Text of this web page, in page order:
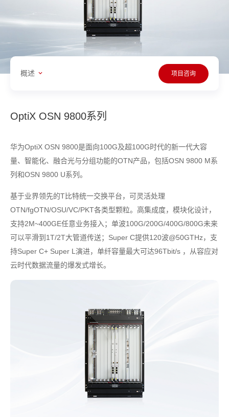
概述 项目咨询
OptiX OSN 9800系列
华为OptiX OSN 9800是面向100G及超100G时代的新一代大容
量、智能化、融合光与分组功能的OTN产品，包括OSN 9800 M系
列和OSN 9800 U系列。
基于业界领先的T比特统一交换平台，可灵活处理
OTN/fgOTN/OSU/VC/PKT各类型颗粒。高集成度，模块化设计，
支持2M~400GE任意业务接入；单波100G/200G/400G/800G未来
可以平滑到1T/2T大管道传送；Super C提供120波@50GTHz，支
持Super C+ Super L演进，单纤容量最大可达96Tbit/s ，从容应对
云时代数据流量的爆发式增长。